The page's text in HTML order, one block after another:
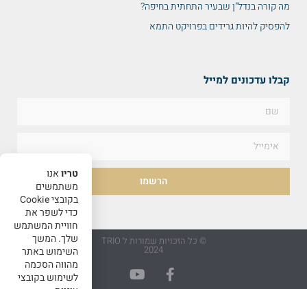
מה קורה בנדל"ן שבעיר התחתית בחיפה?
להפסיק להיות גרידים בפרויקט התמא
קבלו עדכונים למייל
הרשמו
© כל הזכויות שמורות ל TRIO
2024
טריואנו
משתמשים
בקובצי Cookie
כדי לשפר את
חוויית המשתמש
שלך. המשך
השימוש באתר
מהווה הסכמה
לשימוש בקובצי